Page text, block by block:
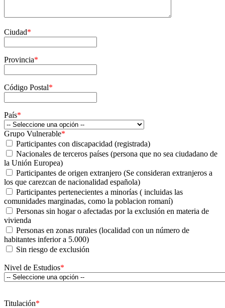
Ciudad*
Provincia*
Código Postal*
País*
Grupo Vulnerable*
Participantes con discapacidad (registrada)
Nacionales de terceros países (persona que no sea ciudadano de
la Unión Europea)
Participantes de origen extranjero (Se consideran extranjeros a
los que carezcan de nacionalidad española)
Participantes pertenecientes a minorías ( incluidas las
comunidades marginadas, como la poblacion romaní)
Personas sin hogar o afectadas por la exclusión en materia de
vivienda
Personas en zonas rurales (localidad con un número de
habitantes inferior a 5.000)
Sin riesgo de exclusión
Nivel de Estudios*
Titulación*